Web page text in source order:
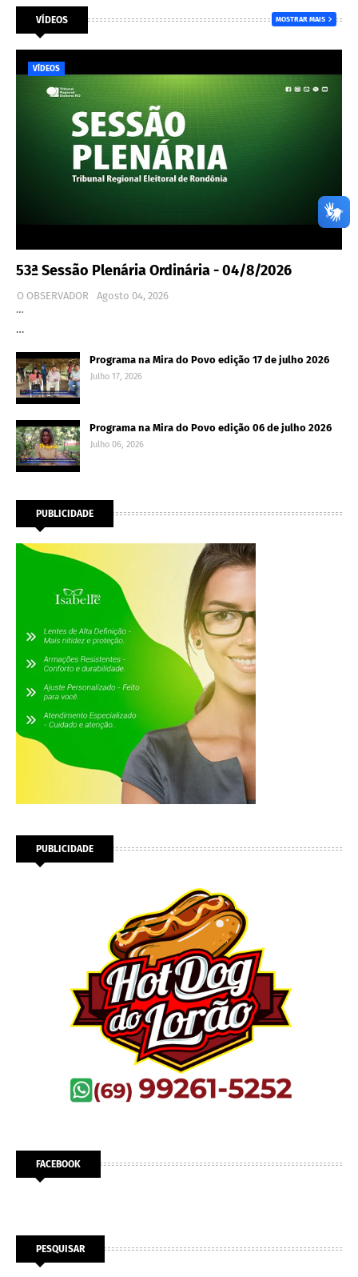
VÍDEOS MOSTRAR MAIS
VÍDEOS
53ª Sessão Plenária Ordinária - 04/8/2026
O OBSERVADOR
Agosto 04, 2026
…
…
Programa na Mira do Povo edição 17 de julho 2026
Julho 17, 2026
Programa na Mira do Povo edição 06 de julho 2026
Julho 06, 2026
PUBLICIDADE
PUBLICIDADE
FACEBOOK
PESQUISAR